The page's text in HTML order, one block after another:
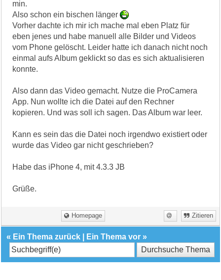
min.
Also schon ein bischen länger
Vorher dachte ich mir ich mache mal eben Platz für
eben jenes und habe manuell alle Bilder und Videos
vom Phone gelöscht. Leider hatte ich danach nicht noch
einmal aufs Album geklickt so das es sich aktualisieren
konnte.
Also dann das Video gemacht. Nutze die ProCamera
App. Nun wollte ich die Datei auf den Rechner
kopieren. Und was soll ich sagen. Das Album war leer.
Kann es sein das die Datei noch irgendwo existiert oder
wurde das Video gar nicht geschrieben?
Habe das iPhone 4, mit 4.3.3 JB
Grüße.
Homepage Zitieren
« Ein Thema zurück Ein Thema vor »